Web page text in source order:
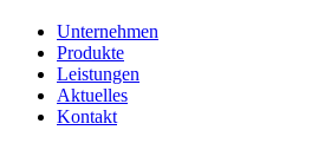
Unternehmen
Produkte
Leistungen
Aktuelles
Kontakt